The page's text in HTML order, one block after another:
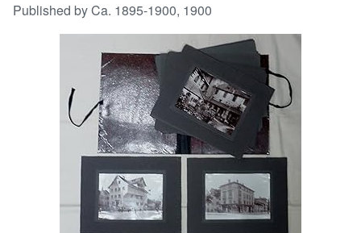
Browse Collections
Art & Collectibles
CLOSE
Published byCa. 1895-1900, 1900